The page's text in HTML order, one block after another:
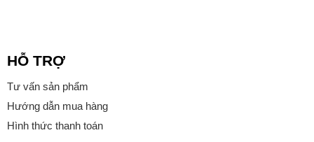
HỖ TRỢ
Tư vấn sản phẩm
Hướng dẫn mua hàng
Hình thức thanh toán